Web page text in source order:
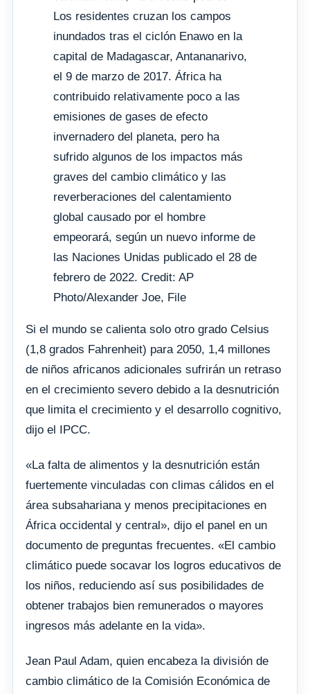
Los residentes cruzan los campos
inundados tras el ciclón Enawo en la
capital de Madagascar, Antananarivo,
el 9 de marzo de 2017. África ha
contribuido relativamente poco a las
emisiones de gases de efecto
invernadero del planeta, pero ha
sufrido algunos de los impactos más
graves del cambio climático y las
reverberaciones del calentamiento
global causado por el hombre
empeorará, según un nuevo informe de
las Naciones Unidas publicado el 28 de
febrero de 2022. Credit: AP
Photo/Alexander Joe, File
Si el mundo se calienta solo otro grado Celsius
(1,8 grados Fahrenheit) para 2050, 1,4 millones
de niños africanos adicionales sufrirán un retraso
en el crecimiento severo debido a la desnutrición
que limita el crecimiento y el desarrollo cognitivo,
dijo el IPCC.
«La falta de alimentos y la desnutrición están
fuertemente vinculadas con climas cálidos en el
área subsahariana y menos precipitaciones en
África occidental y central», dijo el panel en un
documento de preguntas frecuentes. «El cambio
climático puede socavar los logros educativos de
los niños, reduciendo así sus posibilidades de
obtener trabajos bien remunerados o mayores
ingresos más adelante en la vida».
Jean Paul Adam, quien encabeza la división de
cambio climático de la Comisión Económica de